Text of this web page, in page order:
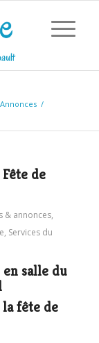
Annonces /
de
& annonces,
, Services du
salle du
fête de